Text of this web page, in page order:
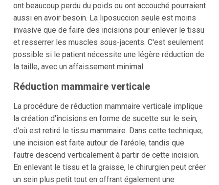
ont beaucoup perdu du poids ou ont accouché pourraient
aussi en avoir besoin. La liposuccion seule est moins
invasive que de faire des incisions pour enlever le tissu
et resserrer les muscles sous-jacents. C'est seulement
possible si le patient nécessite une légère réduction de
la taille, avec un affaissement minimal.
Réduction mammaire verticale
La procédure de réduction mammaire verticale implique
la création d'incisions en forme de sucette sur le sein,
d'où est retiré le tissu mammaire. Dans cette technique,
une incision est faite autour de l'aréole, tandis que
l'autre descend verticalement à partir de cette incision.
En enlevant le tissu et la graisse, le chirurgien peut créer
un sein plus petit tout en offrant également une